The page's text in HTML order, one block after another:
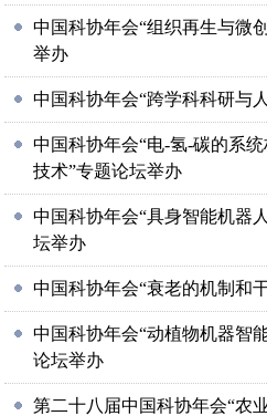
中国科协年会“组织再生与微
举办
中国科协年会“跨学科科研与
中国科协年会“电-氢-碳的系
技术”专题论坛举办
中国科协年会“具身智能机器
坛举办
中国科协年会“衰老的机制和
中国科协年会“动植物机器智
论坛举办
第二十八届中国科协年会“农